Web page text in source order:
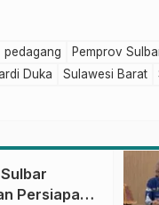
pedagang Pemprov
Duka Sulawesi Barat
Persiapan